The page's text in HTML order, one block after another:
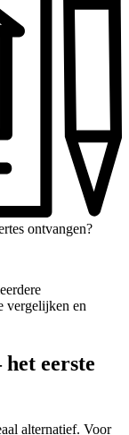
ontvangen?
vergelijken en
eerste
alternatief. Voor